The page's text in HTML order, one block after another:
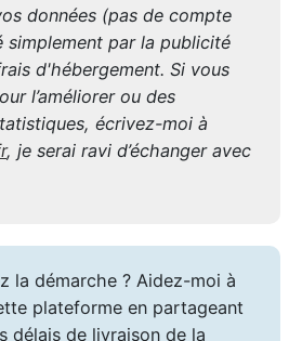
données (pas de compte
simplement par la publicité
d'hébergement. Si vous
l’améliorer ou des
écrivez-moi à
, je serai ravi d’échanger avec
la démarche ? Aidez-moi à
plateforme en partageant
délais de livraison de la